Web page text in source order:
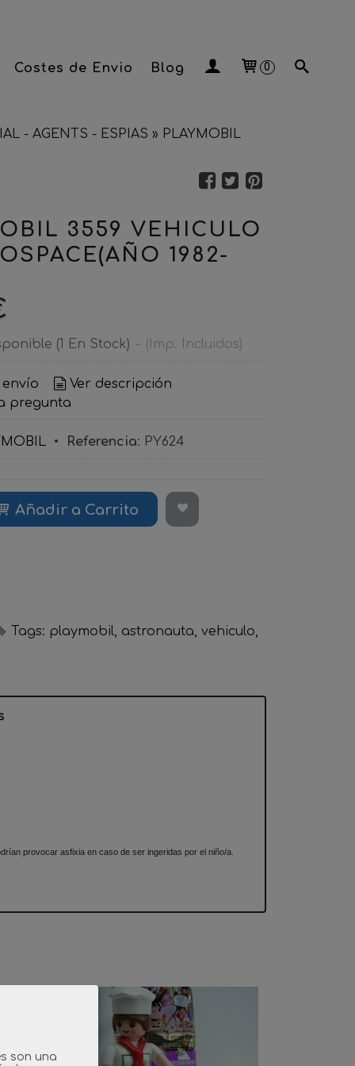
Costes de Envio Blog 0
- AGENTS - ESPIAS » PLAYMOBIL
3559 VEHICULO
1982-
(1 En Stock) - (Imp. Incluidos)
envío
Ver descripción
pregunta
• Referencia: PY624
Añadir a Carrito
Tags: playmobil astronauta vehiculo
provocar asfixia en caso de ser ingeridas por el niño/a.
son una